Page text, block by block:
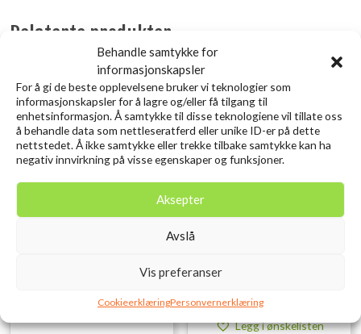
Behandle samtykke for
informasjonskapsler
For å gi de beste opplevelsene bruker vi teknologier som
informasjonskapsler for å lagre og/eller få tilgang til
enhetsinformasjon. Å samtykke til disse teknologiene vil tillate oss
å behandle data som nettleseratferd eller unike ID-er på dette
nettstedet. Å ikke samtykke eller trekke tilbake samtykke kan ha
negativ innvirkning på visse egenskaper og funksjoner.
Aksepter
Avslå
Vis preferanser
CookieerklæringPersonvernerklæring
Relaterte produkter
Utsolgt
Legg i ønskelisten
Smoke 13.8X7.7X3.1CM
Legg i ønskelisten